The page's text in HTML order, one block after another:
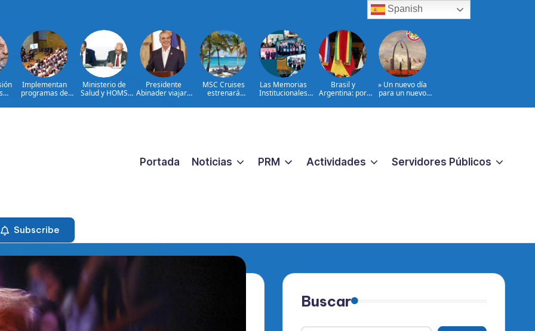
Implementan
programas de
huertos como
Ministerio de
Salud y HOMS
para fortalecer la
Presidente
Abinader viajará
participar en la
MSC Cruises
estrenará
Beach, un nuevo
Las Memorias
Institucionales
Brasil y
Argentina: por
importa
» Un nuevo día
para un nuevo
@PartidoPRSC
Portada Noticias PRM Actividades Servidores Públicos
Subscribe
Buscar
Spanish